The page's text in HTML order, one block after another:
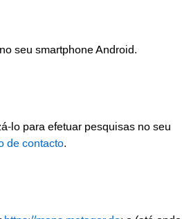
no seu smartphone Android.
lo para efetuar pesquisas no seu
de contacto.